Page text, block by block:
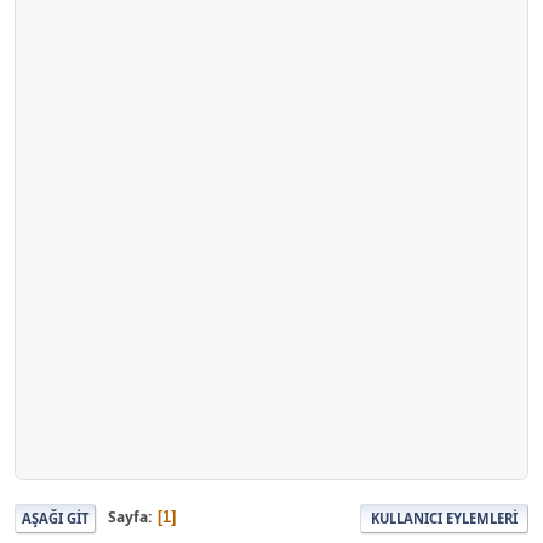
AŞAĞI GIT Sayfa 1 KULLANICI EYLEMLERI